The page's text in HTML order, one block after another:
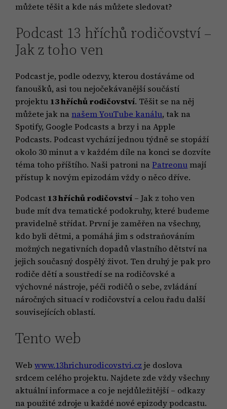
můžete těšit a kde nás můžete sledovat?
Podcast 13 hříchů rodičovství –
Jak z toho ven
Podcast je, podle odezvy, kterou dostáváme od
fanoušků, asi tou nejočekávanější součástí
projektu 13 hříchů rodičovství. Těšit se na něj
můžete jak na našem YouTube kanálu, tak na
Spotify, Google Podcasts a brzy i na Apple
Podcasts. Podcast vychází jednou týdně se stopáží
okolo 30 minut a v každém díle na konci se dozvíte
téma toho příštího. Naši patroni naPatreonu mají
přístup k novým epizodám vždy o něco dříve.
Podcast 13 hříchů rodičovství – Jak z toho ven
bude mít dva tematické podokruhy, které budeme
pravidelně střídat. První je zaměřen na všechny,
kdo byli dětmi, a pomáhá jim s odstraňováním
možných negativních dopadů vlastního dětství na
jejich současný dospělý život. Ten druhý je pak pro
rodiče dětí a soustředí se na rodičovské a
výchovné nástroje, péči rodičů o sebe, zvládání
náročných situací v rodičovství a celou řadu další
souvisejících oblastí.
Tento web
Webwww.13hrichurodicovstvi.cz je doslova
srdcem celého projektu. Najdete zde vždy všechny
aktuální informace a co je nejdůležitější – odkazy
na použité zdroje u každé nové epizody podcastu.